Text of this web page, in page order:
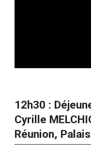
12h30 :
Cyrille
Réunion,